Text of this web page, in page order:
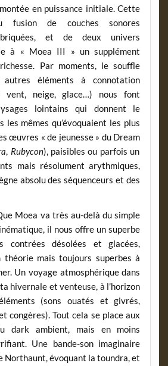
en puissance initiale. Cette
fusion de couches sonores
et de deux univers
à « Moea III » un supplément
Par moments, le souffle
éléments à connotation
vent, neige, glace…) nous font
lointains qui donnent le
les mêmes qu’évoquaient les plus
œuvres « de jeunesse » du Dream
, Rubycon), paisibles ou parfois un
mais résolument arythmiques,
absolu des séquenceurs et des
Moea va très au-delà du simple
il nous offre un superbe
contrées désolées et glacées,
théorie mais toujours superbes à
Un voyage atmosphérique dans
hivernale et venteuse, à l’horizon
(sons ouatés et givrés,
congères). Tout cela se place aux
dark ambient, mais en moins
Une bande-son imaginaire
Northaunt, évoquant la toundra, et